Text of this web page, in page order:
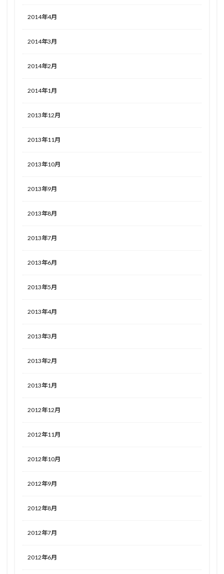
2014年4月
2014年3月
2014年2月
2014年1月
2013年12月
2013年11月
2013年10月
2013年9月
2013年8月
2013年7月
2013年6月
2013年5月
2013年4月
2013年3月
2013年2月
2013年1月
2012年12月
2012年11月
2012年10月
2012年9月
2012年8月
2012年7月
2012年6月